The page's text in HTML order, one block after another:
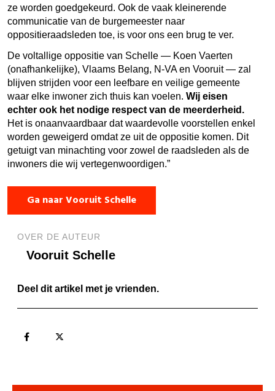
ze worden goedgekeurd. Ook de vaak kleinerende
communicatie van de burgemeester naar
oppositieraadsleden toe, is voor ons een brug te ver.
De voltallige oppositie van Schelle — Koen Vaerten
(onafhankelijke), Vlaams Belang, N-VA en Vooruit — zal
blijven strijden voor een leefbare en veilige gemeente
waar elke inwoner zich thuis kan voelen. Wij eisen
echter ook het nodige respect van de meerderheid.
Het is onaanvaardbaar dat waardevolle voorstellen enkel
worden geweigerd omdat ze uit de oppositie komen. Dit
getuigt van minachting voor zowel de raadsleden als de
inwoners die wij vertegenwoordigen.”
Ga naar Vooruit Schelle
OVER DE AUTEUR
Vooruit Schelle
Deel dit artikel met je vrienden.